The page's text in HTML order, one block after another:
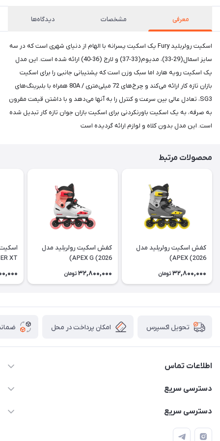
معرفی مشخصات دیدگاه‌ها
اسکیت رولربلید Fury یک اسکیت پسرانه با الهام از دنیای شهری است که در سه
سایز اسمال(29-33)، مدیوم(33-37) و لارج (36-40) ارائه شده است. این مدل
یک اسکیت رویه هارد اما سبک وزن است که پشتیبانی جانبی را برای اسکیت
بازان تازه کار ارائه می‌کند و چرخ‌های 72 میلی‌متری / 80A همراه با بلبرینگ‌های
SG3، تعادل عالی بین سرعت و کنترل را به آنها می‌دهد و با داشتن قیمت مقرون
به صرفه، به یک اسکیت باورنکردنی برای اسکیت بازان جوان تازه کار تبدیل شده
است. این مدل بدون کلاه و لوازم ارائه گردیده است
محصولات مرتبط
كفش اسكيت رولربليد مدل
APEX (2026)
32,800,000 تومان
كفش اسكيت رولربليد مدل
APEX G (2026)
32,800,000 تومان
XT
تحویل اکسپرس امکان پرداخت در محل
اطلاعات تماس
۰۹۳۵۶۰۴۰۳۶۵
سیمای ورزش
دسترسی سریع
اسکیت فلایینگ ایگل
دسترسی سریع
اسکوتر برقی دخترانه